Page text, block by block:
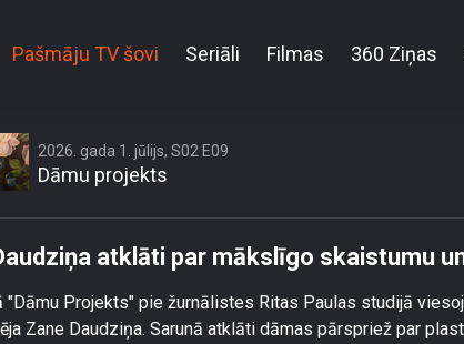
Pašmāju TV šovi Seriāli Filmas 360 Ziņas
2026. gada 1. jūlijs, S02 E09
Dāmu projekts
atklāti par mākslīgo skaistumu
"Dāmu Projekts" pie žurnālistes Ritas Paulas studijā
Zane Daudziņa. Sarunā atklāti dāmas pārspriež par